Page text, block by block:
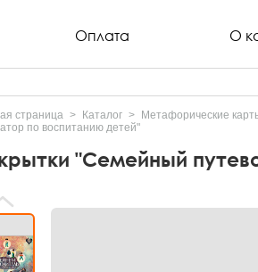
Оплата О
страница Каталог Метафорические
по воспитанию детей"
"Семейный